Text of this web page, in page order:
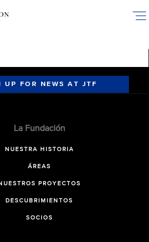
UP FOR NEWS AT JTF
La Fundación
NUESTRA HISTORIA
ÁREAS
PROYECTOS
DESCUBRIMIENTOS
SOCIOS